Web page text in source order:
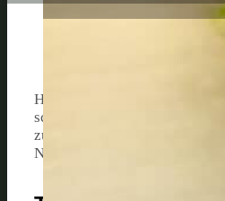
Hainbuchenhecken sind in
schnell, was sie zu einer
zu gewährleisten, ist es
Nährstoffen versorgt